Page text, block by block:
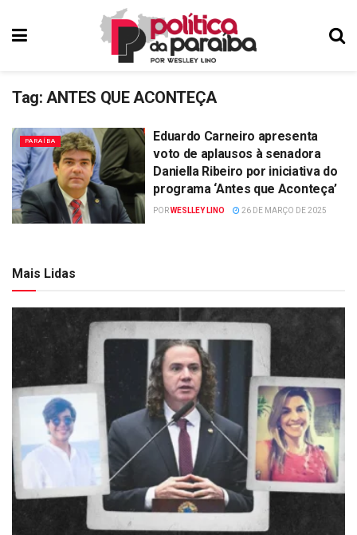
Tag: ANTES QUE ACONTEÇA
PARAÍBA
Eduardo Carneiro apresenta
voto de aplausos à senadora
Daniella Ribeiro por iniciativa do
programa ‘Antes que Aconteça’
PORWESLLEY LINO 26 DE MARÇO DE 2025
Mais Lidas